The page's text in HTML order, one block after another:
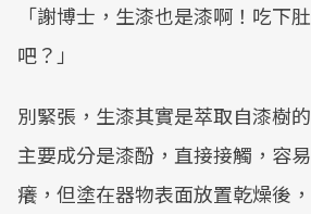
「謝博士，生漆也是漆啊！吃下
吧？」
別緊張，生漆其實是萃取自漆樹
主要成分是漆酚，直接接觸，容
癢，但塗在器物表面放置乾燥後